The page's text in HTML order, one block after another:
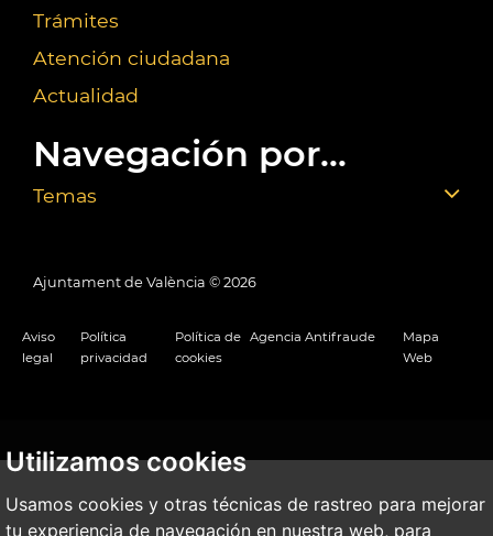
Utilizamos cookies
Usamos cookies y otras técnicas de rastreo para mejorar
tu experiencia de navegación en nuestra web, para
Trámites
Atención ciudadana
Actualidad
Navegación por...
Temas
Ajuntament de València © 2026
Aviso
legal
Política
privacidad
Política de
cookies
Agencia Antifraude
Mapa
Web